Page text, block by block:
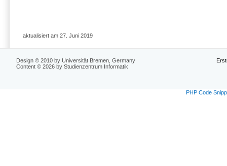
aktualisiert am 27. Juni 2019
Design © 2010 by Universität Bremen, Germany
Content © 2026 by Studienzentrum Informatik
PHP Code